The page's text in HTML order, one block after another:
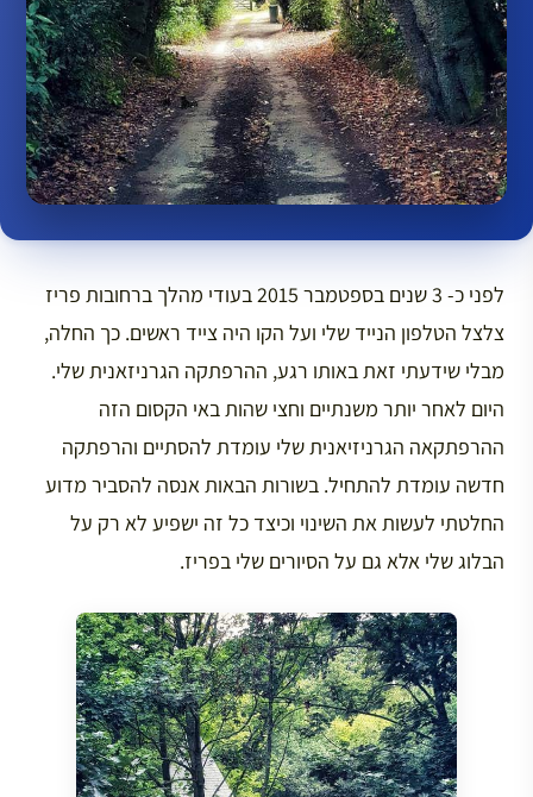
לפני כ- 3 שנים בספטמבר 2015 בעודי מהלך ברחובות פריז
צלצל הטלפון הנייד שלי ועל הקו היה צייד ראשים. כך החלה,
מבלי שידעתי זאת באותו רגע, ההרפתקה הגרניזאנית שלי.
היום לאחר יותר משנתיים וחצי שהות באי הקסום הזה
ההרפתקאה הגרניזיאנית שלי עומדת להסתיים והרפתקה
חדשה עומדת להתחיל. בשורות הבאות אנסה להסביר מדוע
החלטתי לעשות את השינוי וכיצד כל זה ישפיע לא רק על
הבלוג שלי אלא גם על הסיורים שלי בפריז.